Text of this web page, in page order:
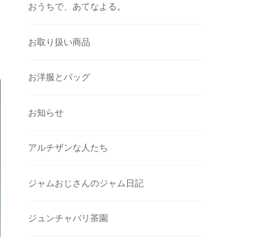
おうちで、あてなよる。
お取り扱い商品
お洋服とバッグ
お知らせ
アルチザンな人たち
ジャムおじさんのジャム日記
ジュンチャバリ茶園